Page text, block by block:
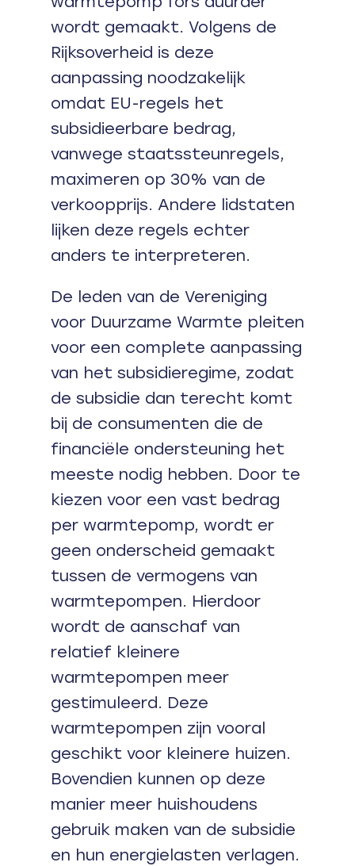
wordt gemaakt. Volgens de
Rijksoverheid is deze
aanpassing noodzakelijk
omdat EU-regels het
subsidieerbare bedrag,
vanwege staatssteunregels,
maximeren op 30% van de
verkoopprijs. Andere lidstaten
lijken deze regels echter
anders te interpreteren.
De leden van de Vereniging
voor Duurzame Warmte pleiten
voor een complete aanpassing
van het subsidieregime, zodat
de subsidie dan terecht komt
bij de consumenten die de
financiële ondersteuning het
meeste nodig hebben. Door te
kiezen voor een vast bedrag
per warmtepomp, wordt er
geen onderscheid gemaakt
tussen de vermogens van
warmtepompen. Hierdoor
wordt de aanschaf van
relatief kleinere
warmtepompen meer
gestimuleerd. Deze
warmtepompen zijn vooral
geschikt voor kleinere huizen.
Bovendien kunnen op deze
manier meer huishoudens
gebruik maken van de subsidie
en hun energielasten verlagen.